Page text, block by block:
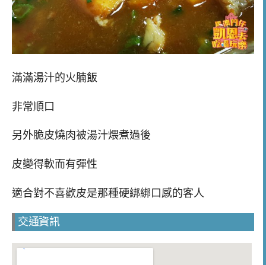
滿滿湯汁的火腩飯
非常順口
另外脆皮燒肉被湯汁煨煮過後
皮變得軟而有彈性
適合對不喜歡皮是那種硬綁綁口感的客人
交通資訊